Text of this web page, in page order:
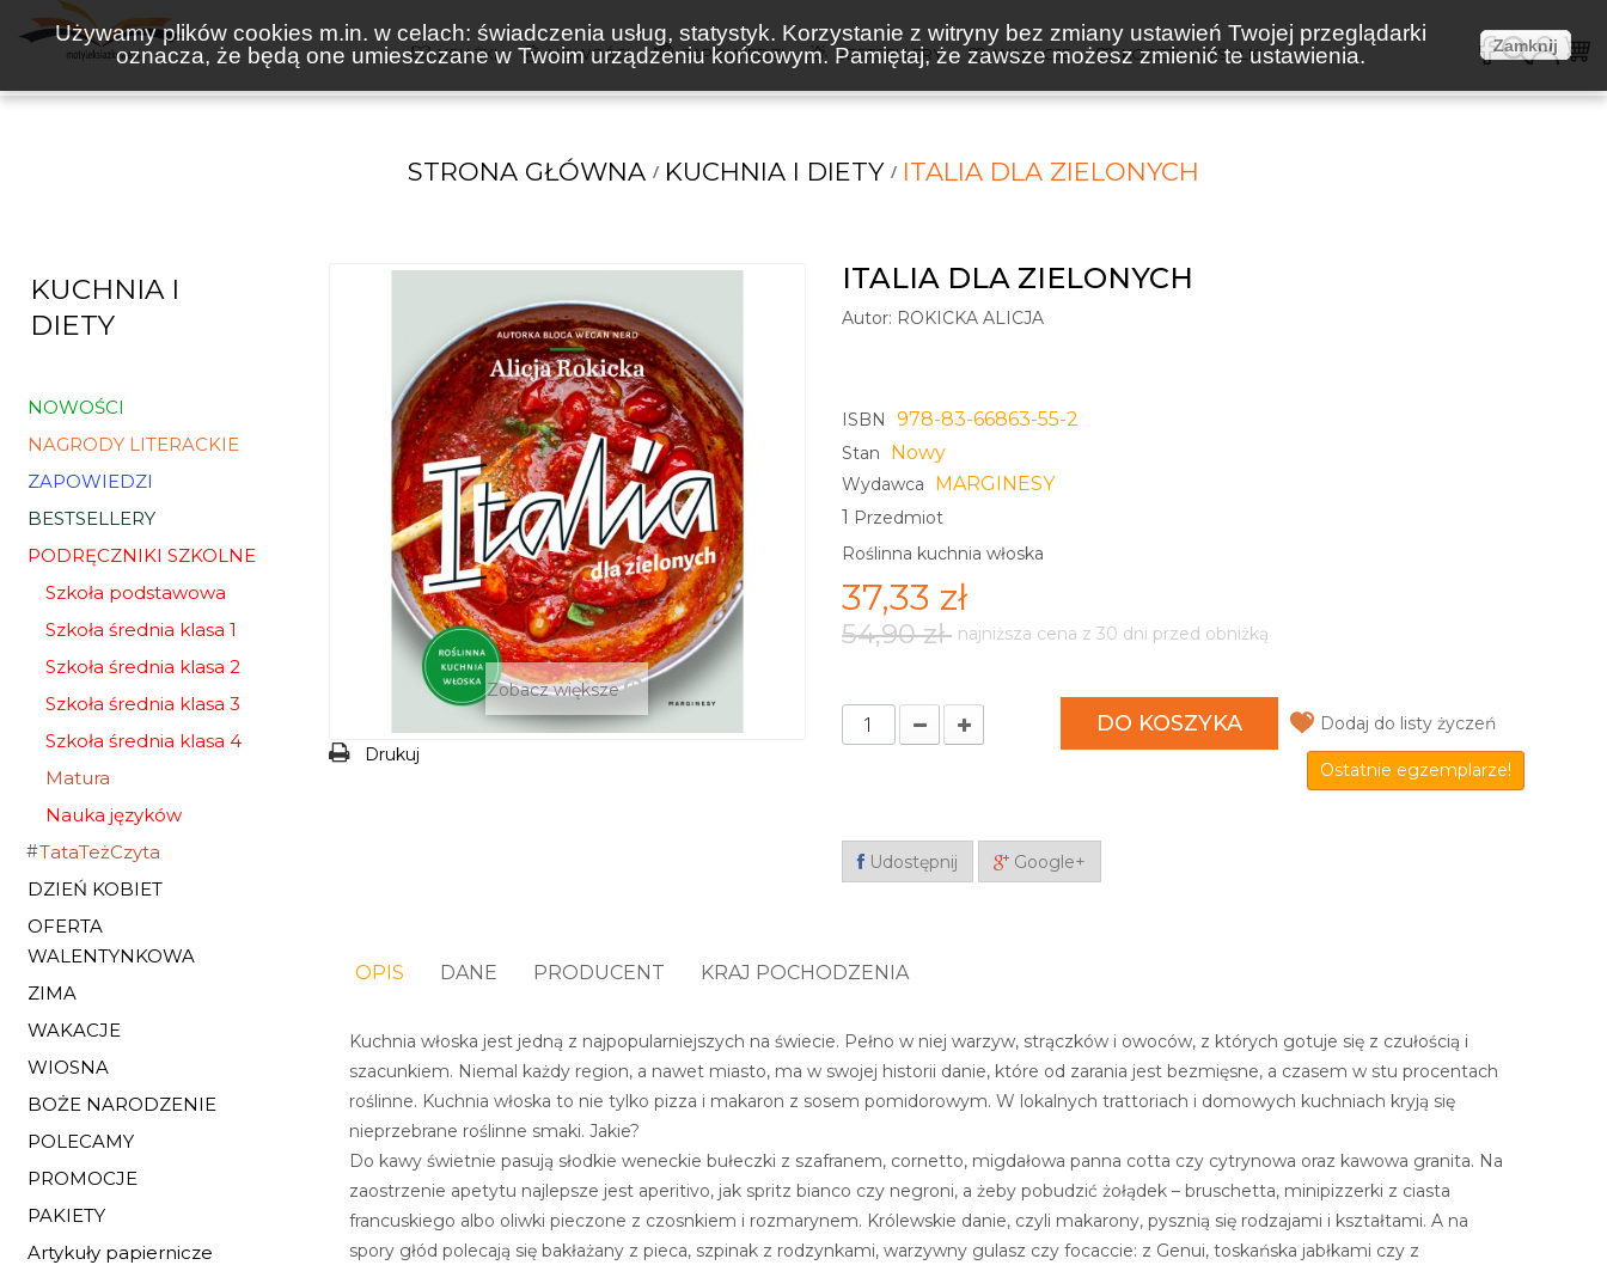
Używamy plików cookies m.in. w celach: świadczenia usług, statystyk. Korzystanie z witryny bez zmiany ustawień Twojej przeglądarki
oznacza, że będą one umieszczane w Twoim urządzeniu końcowym. Pamiętaj, że zawsze możesz zmienić te ustawienia.
Zamknij
KSIĄŻKI NOWOŚCI ZAPOWIEDZI BESTSELLERY WAKACJE KOSZTY WYSYŁKI
STRONA GŁÓWNA KUCHNIA I DIETY ITALIA DLA ZIELONYCH
KUCHNIA I
DIETY
NOWOŚCI
NAGRODY LITERACKIE
ZAPOWIEDZI
BESTSELLERY
PODRĘCZNIKI SZKOLNE
Szkoła podstawowa
Szkoła średnia klasa 1
Szkoła średnia klasa 2
Szkoła średnia klasa 3
Szkoła średnia klasa 4
Matura
Nauka języków
TataTeżCzyta
DZIEŃ KOBIET
OFERTA
WALENTYNKOWA
ZIMA
WAKACJE
WIOSNA
BOŻE NARODZENIE
POLECAMY
PROMOCJE
PAKIETY
Artykuły papiernicze
Zobacz większe
Drukuj
ITALIA DLA ZIELONYCH
Autor: ROKICKA ALICJA
ISBN 978-83-66863-55-2
Stan Nowy
Wydawca
MARGINESY
1 Przedmiot
Roślinna kuchnia włoska
37,33 zł
54,90 zł najniższa cena z 30 dni przed obniżką
DO KOSZYKA Dodaj do listy życzeń
Ostatnie egzemplarze!
Udostępnij Google+
OPIS DANE PRODUCENT KRAJ POCHODZENIA
Kuchnia włoska jest jedną z najpopularniejszych na świecie. Pełno w niej warzyw, strączków i owoców, z których gotuje się z czułością i
szacunkiem. Niemal każdy region, a nawet miasto, ma w swojej historii danie, które od zarania jest bezmięsne, a czasem w stu procentach
roślinne. Kuchnia włoska to nie tylko pizza i makaron z sosem pomidorowym. W lokalnych trattoriach i domowych kuchniach kryją się
nieprzebrane roślinne smaki. Jakie?
Do kawy świetnie pasują słodkie weneckie bułeczki z szafranem, cornetto, migdałowa panna cotta czy cytrynowa oraz kawowa granita. Na
zaostrzenie apetytu najlepsze jest aperitivo, jak spritz bianco czy negroni, a żeby pobudzić żołądek – bruschetta, minipizzerki z ciasta
francuskiego albo oliwki pieczone z czosnkiem i rozmarynem. Królewskie danie, czyli makarony, pysznią się rodzajami i kształtami. A na
spory głód polecają się bakłażany z pieca, szpinak z rodzynkami, warzywny gulasz czy focaccie: z Genui, toskańska jabłkami czy z